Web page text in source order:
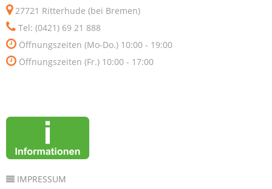
27721 Ritterhude (bei Bremen)
Tel: (0421) 69 21 888
Öffnungszeiten (Mo-Do.) 10:00 - 19:00
Öffnungszeiten (Fr.) 10:00 - 17:00
IMPRESSUM